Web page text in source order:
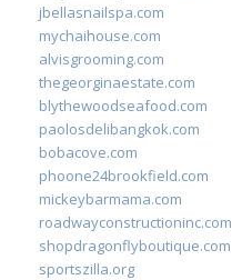
jbellasnailspa.com
mychaihouse.com
alvisgrooming.com
thegeorginaestate.com
blythewoodseafood.com
paolosdelibangkok.com
bobacove.com
phoone24brookfield.com
mickeybarmama.com
roadwayconstructioninc.com
shopdragonflyboutique.com
sportszilla.org